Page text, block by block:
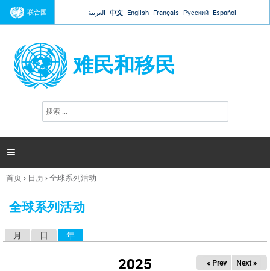
Jump to navigation
联合国 العربية 中文 English Français Русский Español
难民和移民
搜
索

你
这
首页› 日历›全球系列活动
全球系列活动
月 日 年
2025 « Prev Next »